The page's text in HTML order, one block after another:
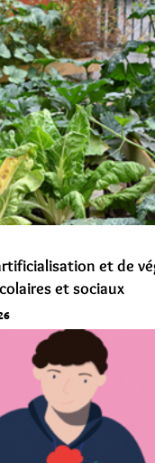
et de
et sociaux